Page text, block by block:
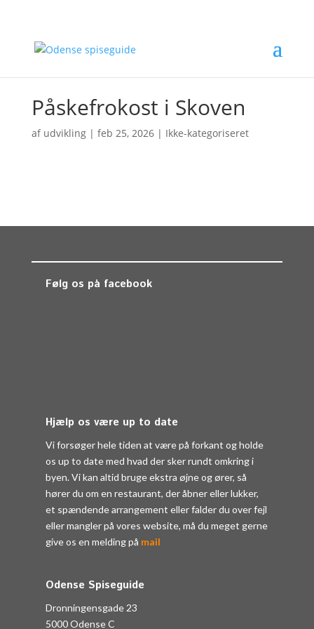
Påskefrokost i Skoven
af udvikling| feb 25, 2026| Ikke-kategoriseret
Følg os på facebook
Hjælp os være up to date
Vi forsøger hele tiden at være på forkant og holde
os up to date med hvad der sker rundt omkring i
byen. Vi kan altid bruge ekstra øjne og ører, så
hører du om en restaurant, der åbner eller lukker,
et spændende arrangement eller falder du over fejl
eller mangler på vores website, må du meget gerne
give os en melding på mail
Odense Spiseguide
Dronningensgade 23
5000 Odense C